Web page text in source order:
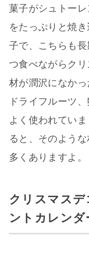
菓子がシュトー
をたっぷりと焼
子で、こちらも
つ食べながらク
材が潤沢になか
ドライフルーツ
よく使われてい
ると、そのよう
多くありますよ。
クリスマス
ントカレンダ